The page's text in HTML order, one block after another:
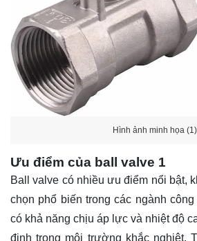
Hình ảnh minh họa (1)
Ưu điểm của ball valve 1
Ball valve có nhiều ưu điểm nổi bật,
chọn phổ biến trong các ngành
có khả năng chịu áp lực và nhiệt độ
định trong môi trường khắc nghiệt.